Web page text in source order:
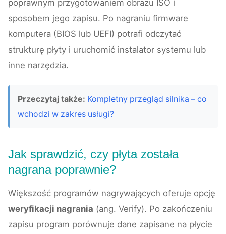
poprawnym przygotowaniem obrazu ISO i
sposobem jego zapisu. Po nagraniu firmware
komputera (BIOS lub UEFI) potrafi odczytać
strukturę płyty i uruchomić instalator systemu lub
inne narzędzia.
Przeczytaj także: Kompletny przegląd silnika – co
wchodzi w zakres usługi?
Jak sprawdzić, czy płyta została
nagrana poprawnie?
Większość programów nagrywających oferuje opcję
weryfikacji nagrania (ang. Verify). Po zakończeniu
zapisu program porównuje dane zapisane na płycie